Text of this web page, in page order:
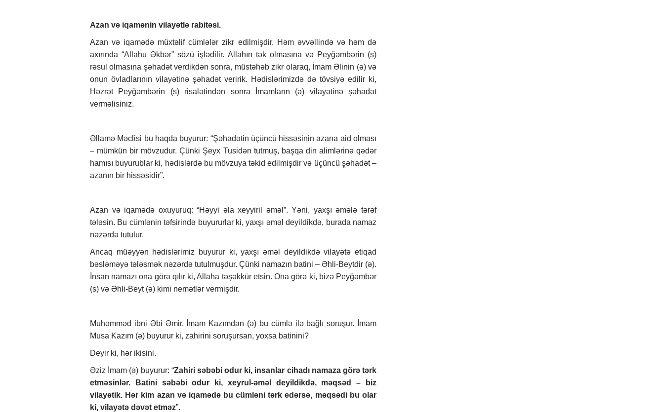
Azan və iqamənin vilayətlə rabitəsi.
Azan və iqamədə müxtəlif cümlələr zikr edilmişdir. Həm əvvəllində və həm də
axırında “Allahu Əkbər” sözü işlədilir. Allahın tək olmasına və Peyğəmbərin (s)
rəsul olmasına şəhadət verdikdən sonra, müstəhəb zikr olaraq, İmam Əlinin (ə) və
onun övladlarının vilayətinə şəhadət veririk. Hədislərimizdə də tövsiyə edilir ki,
Həzrət Peyğəmbərin (s) risalətindən sonra İmamların (ə) vilayətinə şəhadət
verməlisiniz.
Əllamə Məclisi bu haqda buyurur: “Şəhadətin üçüncü hissəsinin azana aid olması
– mümkün bir mövzudur. Çünki Şeyx Tusidən tutmuş, başqa din alimlərinə qədər
hamısı buyurublar ki, hədislərdə bu mövzuya təkid edilmişdir və üçüncü şəhadət –
azanın bir hissəsidir”.
Azan və iqamədə oxuyuruq: “Həyyi əla xeyyiril əməl”. Yəni, yaxşı əmələ tərəf
tələsin. Bu cümlənin təfsirində buyururlar ki, yaxşı əməl deyildikdə, burada namaz
nəzərdə tutulur.
Ancaq müəyyən hədislərimiz buyurur ki, yaxşı əməl deyildikdə vilayətə etiqad
bəsləməyə tələsmək nəzərdə tutulmuşdur. Çünki namazın batini – Əhli-Beytdir (ə).
İnsan namazı ona görə qılır ki, Allaha təşəkkür etsin. Ona görə ki, bizə Peyğəmbər
(s) və Əhli-Beyt (ə) kimi nemətlər vermişdir.
Muhəmməd ibni Əbi Əmir, İmam Kazımdan (ə) bu cümlə ilə bağlı soruşur. İmam
Musa Kazım (ə) buyurur ki, zahirini soruşursan, yoxsa batinini?
Deyir ki, hər ikisini.
Əziz İmam (ə) buyurur: “Zahiri səbəbi odur ki, insanlar cihadı namaza görə tərk
etməsinlər. Batini səbəbi odur ki, xeyrul-əməl deyildikdə, məqsəd – biz
vilayətik. Hər kim azan və iqamədə bu cümləni tərk edərsə, məqsədi bu olar
ki, vilayətə dəvət etməz”.